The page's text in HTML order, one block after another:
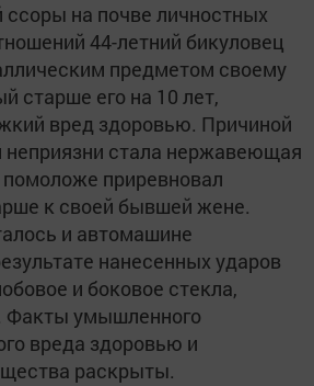
на почве личностных
44-летний бикуловец
предметом своему
старше его на 10 лет,
вред здоровью. Причиной
неприязни стала нержавеющая
приревновал
к своей бывшей жене.
и автомашине
нанесенных ударов
и боковое стекла,
Факты умышленного
вреда здоровью и
раскрыты.